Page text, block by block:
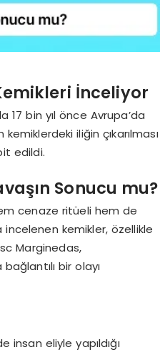
İnceliyor
bin yıl önce Avrupa’da
iliğin çıkarılması
edildi.
Sonucu mu?
cenaze ritüeli hem de
kemikler, özellikle
Marginedas,
bir olayı
insan eliyle yapıldığı